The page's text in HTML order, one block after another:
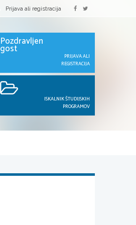
Prijava ali registracija
Pozdravljen
gost
PRIJAVA ALI
REGISTRACIJA
ISKALNIK ŠTUDIJSKIH
PROGRAMOV